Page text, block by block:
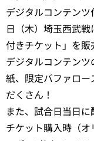
デジタルコンテン
日（木）埼玉西武
付きチケット」を販
デジタルコンテン
紙、限定バファロ
だくさん！
また、試合日当日
チケット購入時（